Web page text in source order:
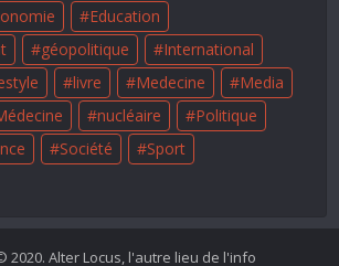
Education
géopolitique
International
livre Medecine
Media
nucléaire
Politique
Société
Sport
2020. Alter Locus, l'autre lieu de l'info